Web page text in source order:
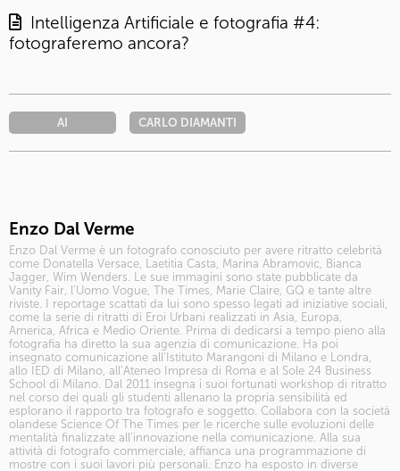
Intelligenza Artificiale e fotografia #4:
fotograferemo ancora?
AI CARLO DIAMANTI
Enzo Dal Verme
Enzo Dal Verme è un fotografo conosciuto per avere ritratto celebrità
come Donatella Versace, Laetitia Casta, Marina Abramovic, Bianca
Jagger, Wim Wenders. Le sue immagini sono state pubblicate da
Vanity Fair, l'Uomo Vogue, The Times, Marie Claire, GQ e tante altre
riviste. I reportage scattati da lui sono spesso legati ad iniziative sociali,
come la serie di ritratti di Eroi Urbani realizzati in Asia, Europa,
America, Africa e Medio Oriente. Prima di dedicarsi a tempo pieno alla
fotografia ha diretto la sua agenzia di comunicazione. Ha poi
insegnato comunicazione all’Istituto Marangoni di Milano e Londra,
allo IED di Milano, all’Ateneo Impresa di Roma e al Sole 24 Business
School di Milano. Dal 2011 insegna i suoi fortunati workshop di ritratto
nel corso dei quali gli studenti allenano la propria sensibilità ed
esplorano il rapporto tra fotografo e soggetto. Collabora con la società
olandese Science Of The Times per le ricerche sulle evoluzioni delle
mentalità finalizzate all’innovazione nella comunicazione. Alla sua
attività di fotografo commerciale, affianca una programmazione di
mostre con i suoi lavori più personali. Enzo ha esposto in diverse